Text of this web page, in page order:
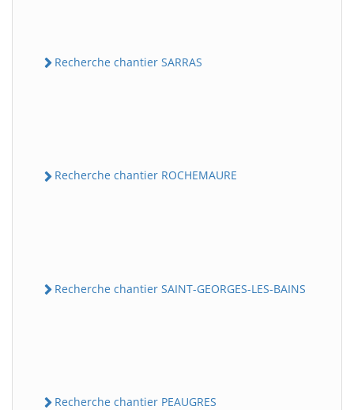
Recherche chantier SARRAS
Recherche chantier ROCHEMAURE
Recherche chantier SAINT-GEORGES-LES-BAINS
Recherche chantier PEAUGRES